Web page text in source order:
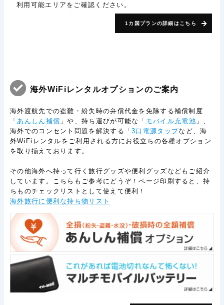
利用可能エリアをご確認ください。
1カ国プランの詳細はこちら
海外WiFiレンタルオプションのご案内
海外渡航先での盗難・紛失時の弁償代金を免除する補償制度
「あんしん補償 」や、持ち運びが可能な「 モバイル充電池 」、
海外でのコンセント問題を解決する「3口電源タップなど、海
外WiFiレンタルをご利用される方にお役立ちの各種オプション
を取り揃えております。
その他海外へ持って行く旅行グッズや便利グッズなどもご紹介
しています。こちらもご参考にどうぞ！ページ印刷すると、持
ちものチェックリストとして使えて便利！
海外旅行に便利な持ち物リスト